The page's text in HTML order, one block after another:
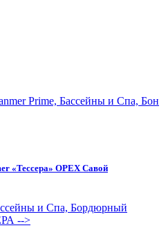
Prime, Бассейны и Спа, Бон
«Тессера» ОРЕХ Савой
и Спа, Бордюрный
-->